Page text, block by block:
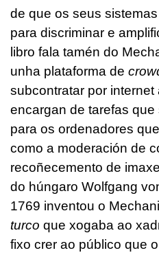
de que os seus
para discriminar e
libro fala tamén do
unha plataforma de
subcontratar por
encargan de tarefas
para os ordenadores
como a moderación de
recoñecemento de
do húngaro Wolfgang
1769 inventou o
turco que xogaba ao
fixo crer ao público que